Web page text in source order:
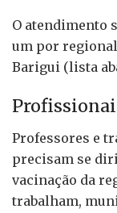
O atendimento
um por regional
Barigui (lista
Professores e
precisam se
vacinação da
trabalham,